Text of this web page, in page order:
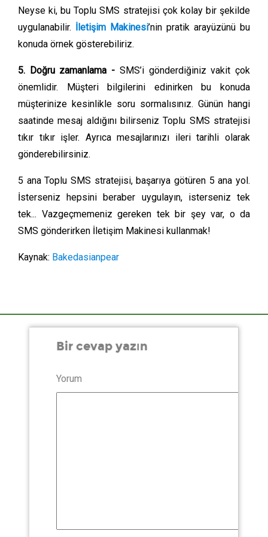
Neyse ki, bu Toplu SMS stratejisi çok kolay bir şekilde
uygulanabilir. İletişim Makinesi’nin pratik arayüzünü bu
konuda örnek gösterebiliriz.
5. Doğru zamanlama - SMS’i gönderdiğiniz vakit çok
önemlidir. Müşteri bilgilerini edinirken bu konuda
müşterinize kesinlikle soru sormalısınız. Günün hangi
saatinde mesaj aldığını bilirseniz Toplu SMS stratejisi
tıkır tıkır işler. Ayrıca mesajlarınızı ileri tarihli olarak
gönderebilirsiniz.
5 ana Toplu SMS stratejisi, başarıya götüren 5 ana yol.
İsterseniz hepsini beraber uygulayın, isterseniz tek
tek... Vazgeçmemeniz gereken tek bir şey var, o da
SMS gönderirken İletişim Makinesi kullanmak!
Kaynak: Bakedasianpear
Bir cevap yazın
Yorum